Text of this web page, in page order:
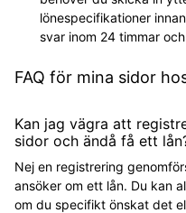
lönespecifikationer
svar inom 24 timmar
FAQ för mina sidor
Kan jag vägra att
sidor och ändå få ett
Nej en registrering
ansöker om ett lån. Du kan
om du specifikt önskat det